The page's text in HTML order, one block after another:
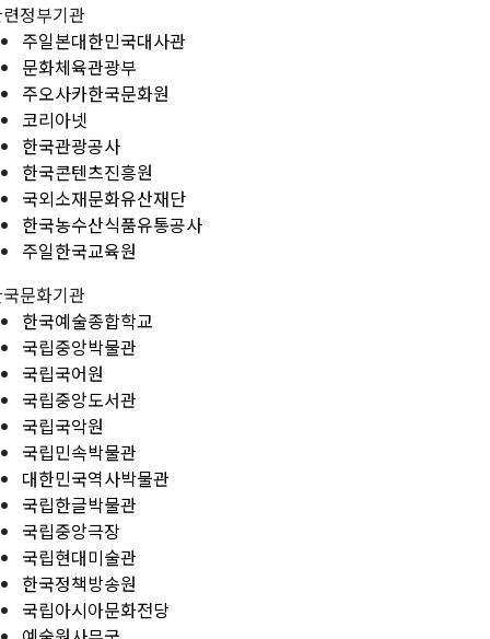
정부기관
주일본대한민국대사관
문화체육관광부
주오사카한국문화원
코리아넷
한국관광공사
한국콘텐츠진흥원
국외소재문화유산재단
한국농수산식품유통공사
주일한국교육원
문화기관
한국예술종합학교
국립중앙박물관
국립국어원
국립중앙도서관
국립국악원
국립민속박물관
대한민국역사박물관
국립한글박물관
국립중앙극장
국립현대미술관
한국정책방송원
국립아시아문화전당